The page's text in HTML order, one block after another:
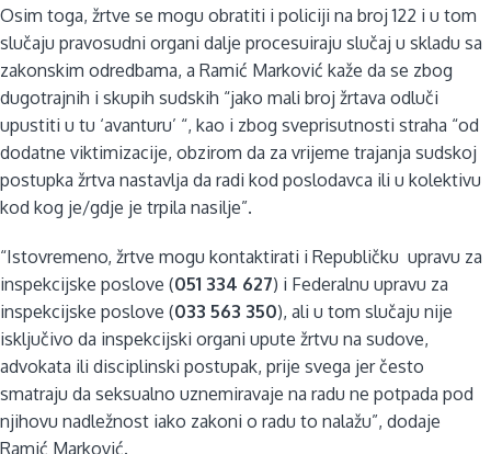
Osim toga, žrtve se mogu obratiti i policiji na broj 122 i u tom
slučaju pravosudni organi dalje procesuiraju slučaj u skladu sa
zakonskim odredbama, a Ramić Marković kaže da se zbog
dugotrajnih i skupih sudskih “jako mali broj žrtava odluči
upustiti u tu ‘avanturu’ “, kao i zbog sveprisutnosti straha “od
dodatne viktimizacije, obzirom da za vrijeme trajanja sudskoj
postupka žrtva nastavlja da radi kod poslodavca ili u kolektivu
kod kog je/gdje je trpila nasilje”.
“Istovremeno, žrtve mogu kontaktirati i Republičku upravu za
inspekcijske poslove (051 334 627) i Federalnu upravu za
inspekcijske poslove (033 563 350), ali u tom slučaju nije
isključivo da inspekcijski organi upute žrtvu na sudove,
advokata ili disciplinski postupak, prije svega jer često
smatraju da seksualno uznemiravaje na radu ne potpada pod
njihovu nadležnost iako zakoni o radu to nalažu”, dodaje
Ramić Marković.